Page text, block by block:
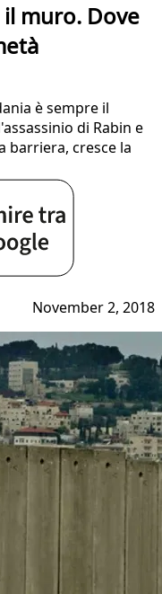
muro. Dove
è sempre il
di Rabin e
barriera, cresce la
November 2, 2018